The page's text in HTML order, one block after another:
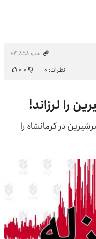
خبر: ۸۴٬۸۵۸
نظرات: ۰ ۰-۰
را لرزاند!
امروز قصرشیرین در کرمانشاه را